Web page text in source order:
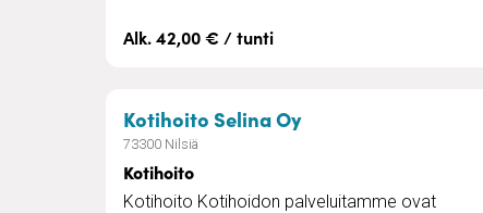
Alk. 42,00 € / tunti
Kotihoito Selina Oy– Kotihoito
73300 Nilsiä
Kotihoito
Kotihoito Kotihoidon palveluitamme ovat